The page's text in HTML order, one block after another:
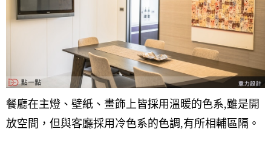
餐廳在主燈、壁紙、畫飾上皆採用溫暖的色系,雖是開
放空間，但與客廳採用冷色系的色調,有所相輔區隔。